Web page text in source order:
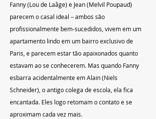
Fanny (Lou de Laâge) e Jean (Melvil Poupaud)
parecem o casal ideal – ambos são
profissionalmente bem-sucedidos, vivem em um
apartamento lindo em um bairro exclusivo de
Paris, e parecem estar tão apaixonados quanto
estavam ao se conhecerem. Mas quando Fanny
esbarra acidentalmente em Alain (Niels
Schneider), o antigo colega de escola, ela fica
encantada. Eles logo retomam o contato e se
aproximam cada vez mais.